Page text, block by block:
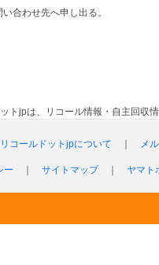
合わせ先へ申し出る。
トjpは、リコール情報・自主回収
リコールドットjpについて メ
ー サイトマップ｜ ヤマト